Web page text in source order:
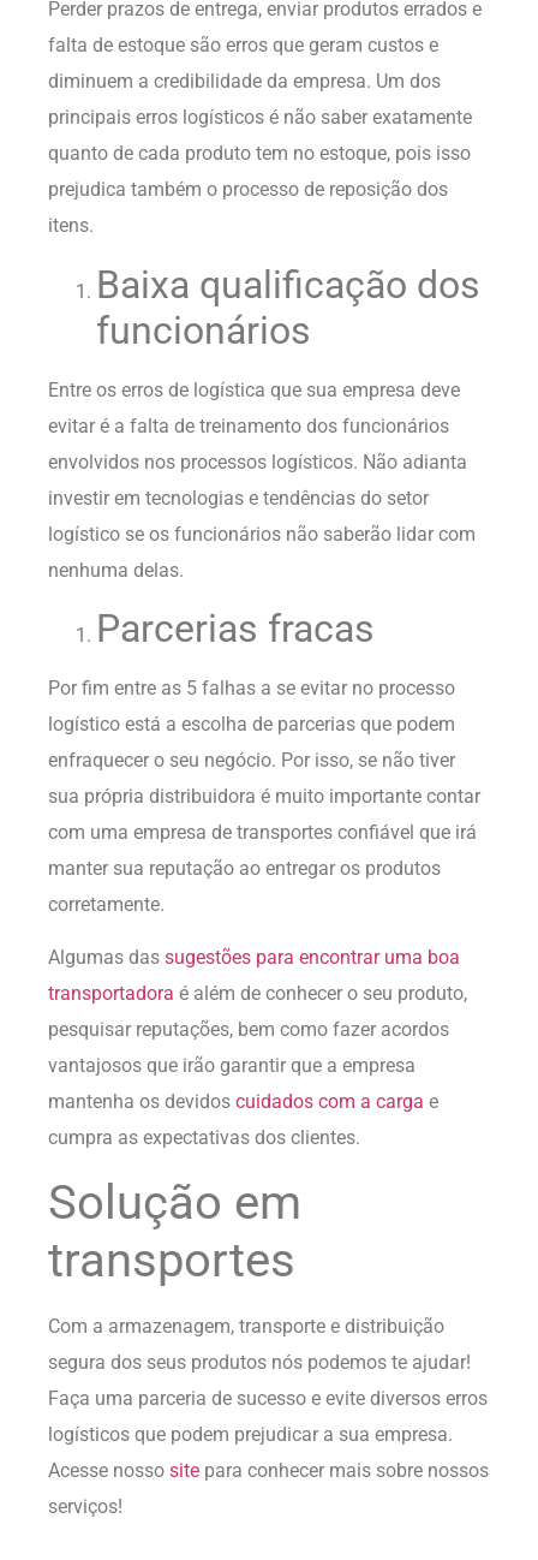
Perder prazos de entrega, enviar produtos errados e
falta de estoque são erros que geram custos e
diminuem a credibilidade da empresa. Um dos
principais erros logísticos é não saber exatamente
quanto de cada produto tem no estoque, pois isso
prejudica também o processo de reposição dos
itens.
Baixa qualificação dos
funcionários
Entre os erros de logística que sua empresa deve
evitar é a falta de treinamento dos funcionários
envolvidos nos processos logísticos. Não adianta
investir em tecnologias e tendências do setor
logístico se os funcionários não saberão lidar com
nenhuma delas.
Parcerias fracas
Por fim entre as 5 falhas a se evitar no processo
logístico está a escolha de parcerias que podem
enfraquecer o seu negócio. Por isso, se não tiver
sua própria distribuidora é muito importante contar
com uma empresa de transportes confiável que irá
manter sua reputação ao entregar os produtos
corretamente.
Algumas das sugestões para encontrar uma boa
transportadora é além de conhecer o seu produto,
pesquisar reputações, bem como fazer acordos
vantajosos que irão garantir que a empresa
mantenha os devidos cuidados com a carga e
cumpra as expectativas dos clientes.
Solução em
transportes
Com a armazenagem, transporte e distribuição
segura dos seus produtos nós podemos te ajudar!
Faça uma parceria de sucesso e evite diversos erros
logísticos que podem prejudicar a sua empresa.
Acesse nosso site para conhecer mais sobre nossos
serviços!